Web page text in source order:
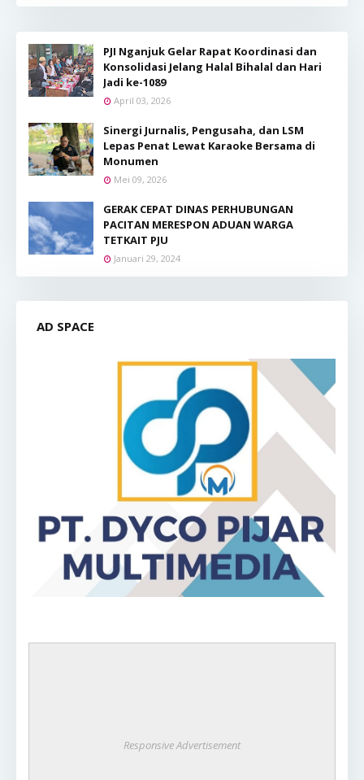
PJI Nganjuk Gelar Rapat Koordinasi dan
Konsolidasi Jelang Halal Bihalal dan Hari
Jadi ke-1089
April 03, 2026
Sinergi Jurnalis, Pengusaha, dan LSM
Lepas Penat Lewat Karaoke Bersama di
Monumen
Mei 09, 2026
GERAK CEPAT DINAS PERHUBUNGAN
PACITAN MERESPON ADUAN WARGA
TETKAIT PJU
Januari 29, 2024
AD SPACE
Responsive Advertisement